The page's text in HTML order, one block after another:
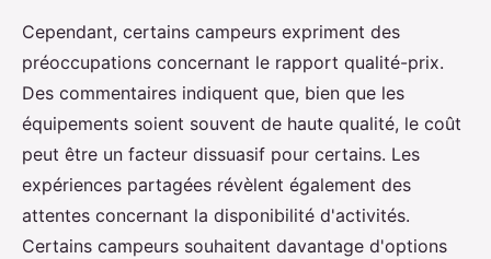
Cependant, certains campeurs expriment des
préoccupations concernant le rapport qualité-prix.
Des commentaires indiquent que, bien que les
équipements soient souvent de haute qualité, le coût
peut être un facteur dissuasif pour certains. Les
expériences partagées révèlent également des
attentes concernant la disponibilité d'activités.
Certains campeurs souhaitent davantage d'options